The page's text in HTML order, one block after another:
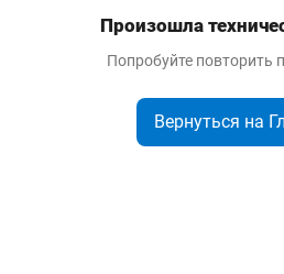
Произошла
Попробуйте повторить
Вернуться на